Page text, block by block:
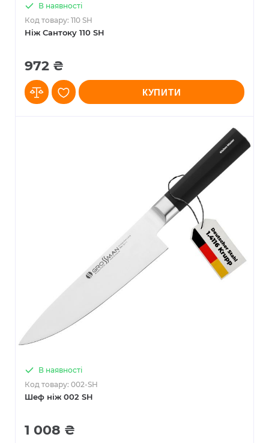
Ніж Сантоку 110 SH
В наявності
Код товару: 110 SH
972 ₴
КУПИТИ
Шеф ніж 002 SH
В наявності
Код товару: 002-SH
1 008 ₴